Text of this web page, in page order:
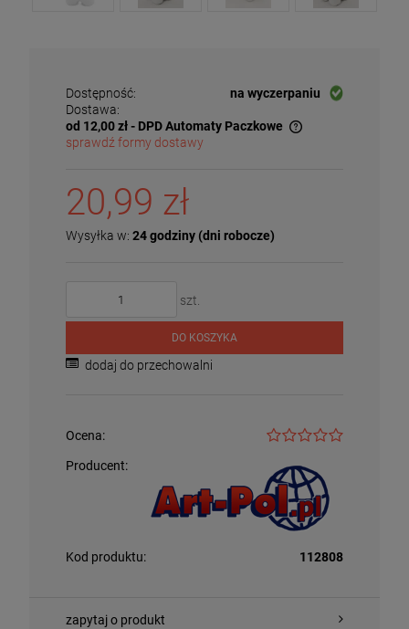
Dostępność:
na wyczerpaniu
Dostawa:
od 12,00 zł- DPD Automaty Paczkowe
Cena nie zawiera ewentualnych kosztów płatności
sprawdź formy dostawy
20,99 zł
Wysyłka w: 24 godziny (dni robocze)
szt.
DO KOSZYKA
dodaj do przechowalni
Ocena:
Producent:
Kod produktu: 112808
zapytaj o produkt